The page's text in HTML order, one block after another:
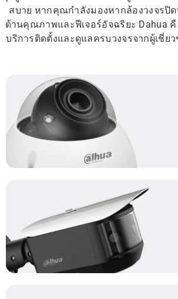
สบาย หากคุณกำลังมองหากล้องวงจรปิ
ด้านคุณภาพและฟีเจอร์อัจฉริยะ Dahua
บริการติดตั้งและดูแลครบวงจรจากผู้เชี่ย